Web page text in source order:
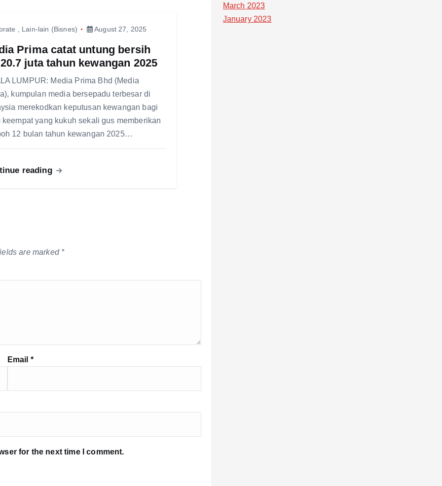
Lain-lain (Bisnes) August 27, 2025
Prima catat untung bersih
juta tahun kewangan 2025
LUMPUR: Media Prima Bhd (Media
kumpulan media bersepadu terbesar di
merekodkan keputusan kewangan bagi
keempat yang kukuh sekali gus memberikan
12 bulan tahun kewangan 2025…
reading
are marked *
Email *
for the next time I comment.
March 2023
January 2023